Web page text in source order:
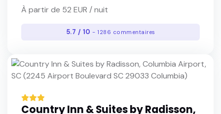
À partir de 52 EUR / nuit
5.7 / 10 - 1286 commentaires
Country Inn & Suites by Radisson,